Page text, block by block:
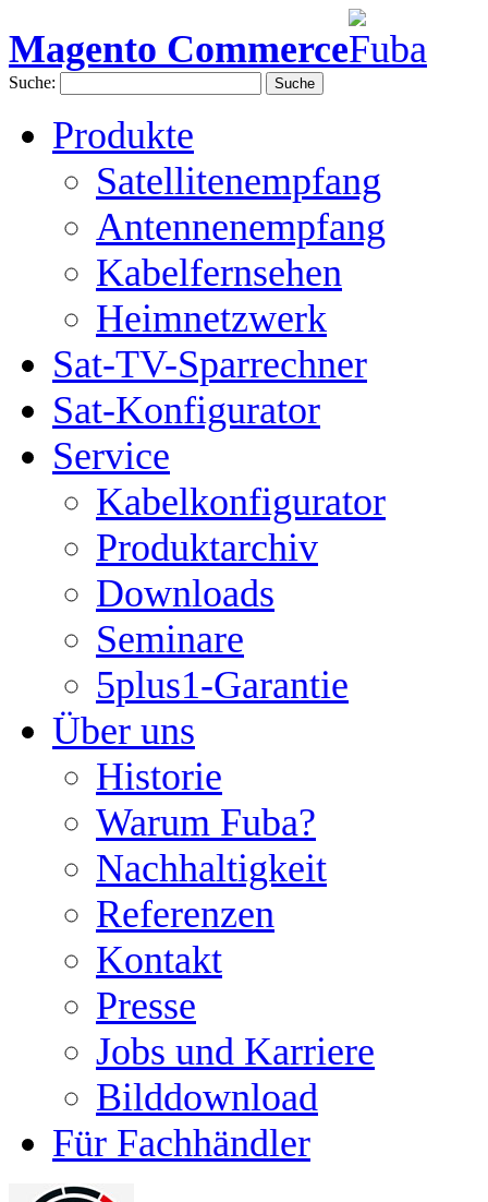
Magento Commerce
Suche: Suche
Produkte
Satellitenempfang
Antennenempfang
Kabelfernsehen
Heimnetzwerk
Sat-TV-Sparrechner
Sat-Konfigurator
Service
Kabelkonfigurator
Produktarchiv
Downloads
Seminare
5plus1-Garantie
Über uns
Historie
Warum Fuba?
Nachhaltigkeit
Referenzen
Kontakt
Presse
Jobs und Karriere
Bilddownload
Für Fachhändler